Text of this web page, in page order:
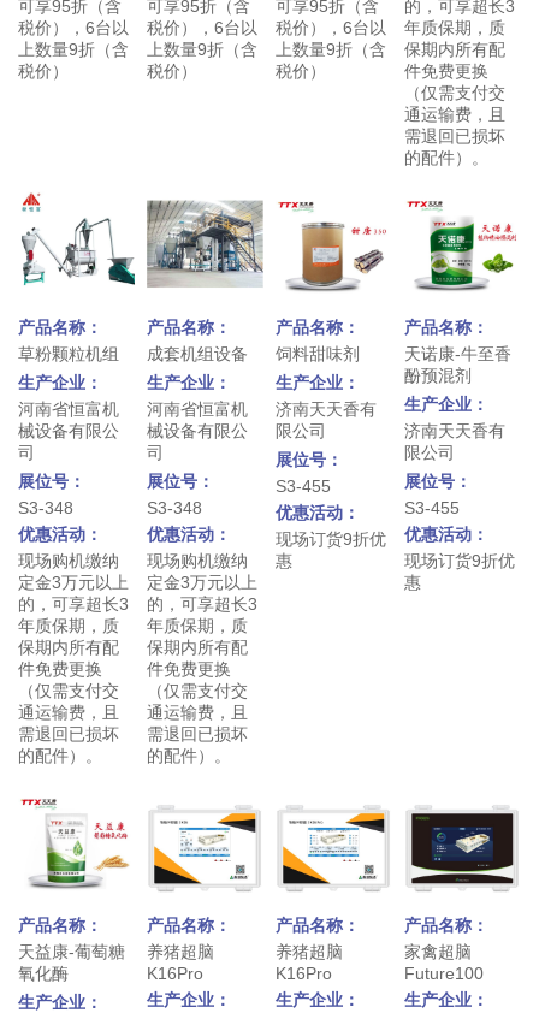
可享95折（含
税价），6台以
上数量9折（含
税价）
可享95折（含
税价），6台以
上数量9折（含
税价）
可享95折（含
税价），6台以
上数量9折（含
税价）
的，可享超长3
年质保期，质
保期内所有配
件免费更换
（仅需支付交
通运输费，且
需退回已损坏
的配件）。
产品名称：
草粉颗粒机组
生产企业：
河南省恒富机
械设备有限公
司
展位号：
S3-348
优惠活动：
现场购机缴纳
定金3万元以上
的，可享超长3
年质保期，质
保期内所有配
件免费更换
（仅需支付交
通运输费，且
需退回已损坏
的配件）。
产品名称：
成套机组设备
生产企业：
河南省恒富机
械设备有限公
司
展位号：
S3-348
优惠活动：
现场购机缴纳
定金3万元以上
的，可享超长3
年质保期，质
保期内所有配
件免费更换
（仅需支付交
通运输费，且
需退回已损坏
的配件）。
产品名称：
饲料甜味剂
生产企业：
济南天天香有
限公司
展位号：
S3-455
优惠活动：
现场订货9折优
惠
产品名称：
天诺康-牛至香
酚预混剂
生产企业：
济南天天香有
限公司
展位号：
S3-455
优惠活动：
现场订货9折优
惠
产品名称：
天益康-葡萄糖
氧化酶
生产企业：
产品名称：
养猪超脑
K16Pro
生产企业：
产品名称：
养猪超脑
K16Pro
生产企业：
产品名称：
家禽超脑
Future100
生产企业：